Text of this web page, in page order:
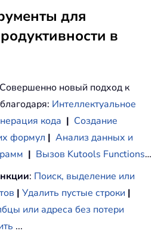
для
в
новый подход к
Интеллектуальное
кода | Создание
формул | Анализ данных и
| Вызов Kutools Functions…
: Поиск, выделение или
| Удалить пустые строки |
или адреса без потери
...